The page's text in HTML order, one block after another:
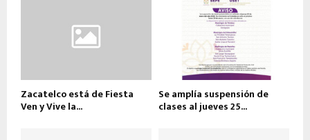
Zacatelco está de Fiesta
Ven y Vive la...
Se amplía suspensión de
clases al jueves 25...